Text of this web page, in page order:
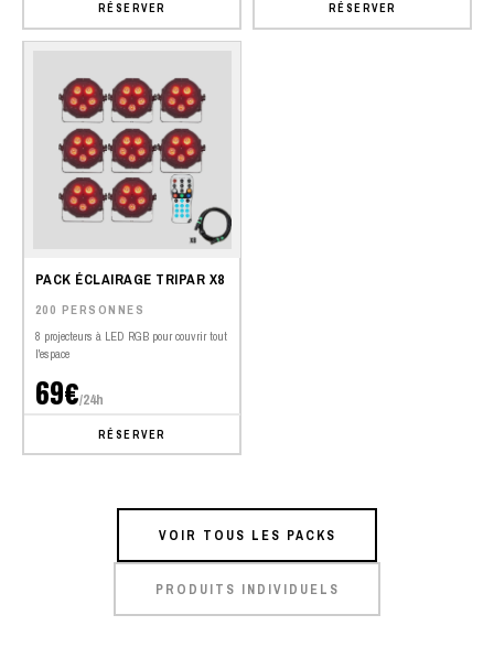
RÉSERVER RÉSERVER
PACK ÉCLAIRAGE TRIPAR X8
200 PERSONNES
8 projecteurs à LED RGB pour couvrir tout
l'espace
69€/24h
RÉSERVER
VOIR TOUS LES PACKS
PRODUITS INDIVIDUELS